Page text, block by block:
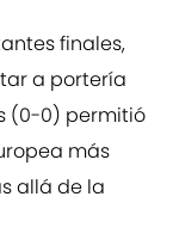
finales,
a portería
(0-0) permitió
más
allá de la